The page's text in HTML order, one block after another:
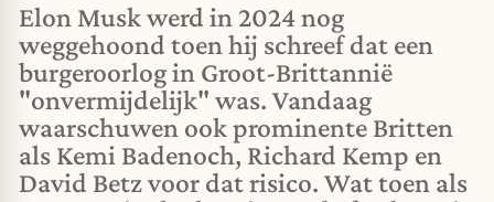
Elon Musk werd in 2024 nog
weggehoond toen hij schreef dat een
burgeroorlog in Groot-Brittannië
"onvermijdelijk" was. Vandaag
waarschuwen ook prominente Britten
als Kemi Badenoch, Richard Kemp en
David Betz voor dat risico. Wat toen als